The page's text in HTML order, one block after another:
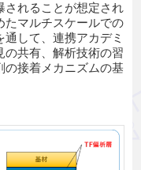
されることが想定され
たマルチスケールでの
して、連携アカデミ
の共有、解析技術の習
の接着メカニズムの基